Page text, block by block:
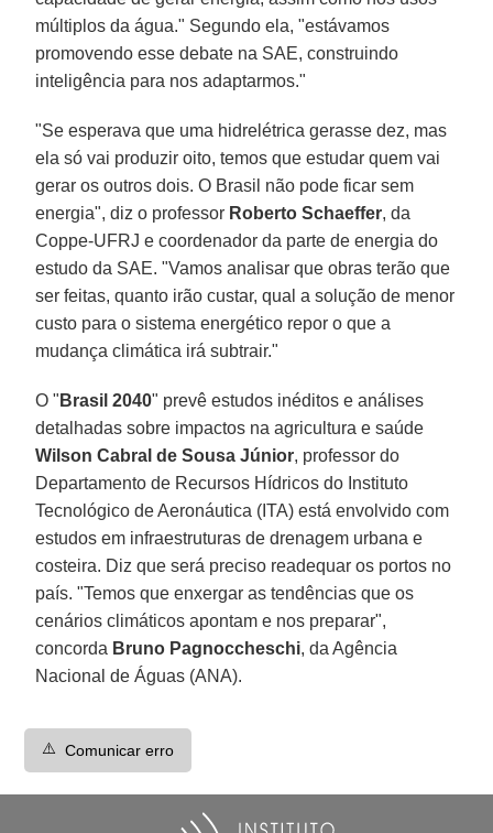
múltiplos da água." Segundo ela, "estávamos
promovendo esse debate na SAE, construindo
inteligência para nos adaptarmos."
"Se esperava que uma hidrelétrica gerasse dez, mas
ela só vai produzir oito, temos que estudar quem vai
gerar os outros dois. O Brasil não pode ficar sem
energia", diz o professor Roberto Schaeffer, da
Coppe-UFRJ e coordenador da parte de energia do
estudo da SAE. "Vamos analisar que obras terão que
ser feitas, quanto irão custar, qual a solução de menor
custo para o sistema energético repor o que a
mudança climática irá subtrair."
O " Brasil 2040" prevê estudos inéditos e análises
detalhadas sobre impactos na agricultura e saúde
Wilson Cabral de Sousa Júnior, professor do
Departamento de Recursos Hídricos do Instituto
Tecnológico de Aeronáutica (ITA) está envolvido com
estudos em infraestruturas de drenagem urbana e
costeira. Diz que será preciso readequar os portos no
país. "Temos que enxergar as tendências que os
cenários climáticos apontam e nos preparar",
concorda Bruno Pagnoccheschi, da Agência
Nacional de Águas (ANA).
⚠️ Comunicar erro